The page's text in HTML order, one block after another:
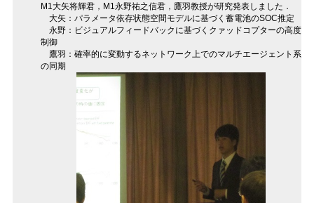
M1大矢将輝君，M1永野祐之信君，鷹羽教授が研究発表しました．
大矢：パラメータ依存状態空間モデルに基づく蓄電池のSOC推定
永野：ビジュアルフィードバックに基づくクァッドコプターの高度
制御
鷹羽：確率的に変動するネットワーク上でのマルチエージェント系
の同期